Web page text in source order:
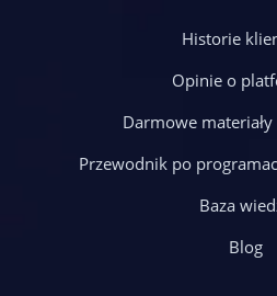
Historie
Opinie o
Darmowe
Przewodnik po
Baza
Blog